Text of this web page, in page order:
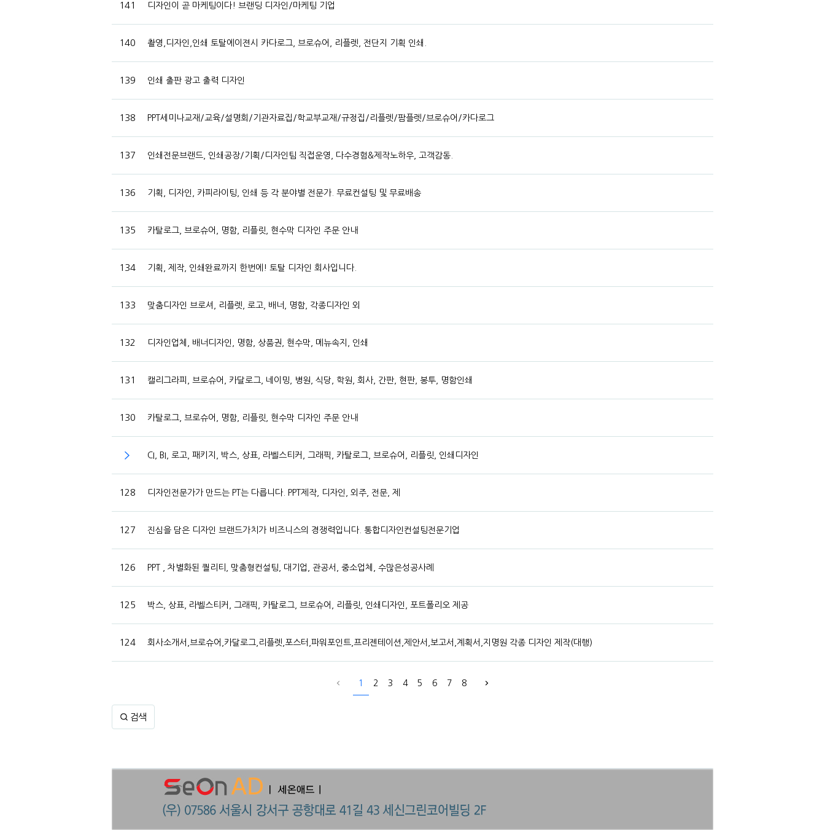
141 디자인이 곧 마케팅이다! 브랜딩 디자인/마케팅 기업
140 촬영,디자인,인쇄 토탈에이젼시 카다로그, 브로슈어, 리플렛, 전단지 기획 인쇄.
139 인쇄 출판 광고 출력 디자인
138 PPT세미나교재/교육/설명회/기관자료집/학교부교재/규정집/리플렛/팜플렛/브로슈어/카다로그
137 인쇄전문브랜드, 인쇄공장/기획/디자인팀 직접운영, 다수경험&제작노하우, 고객감동.
136 기획, 디자인, 카피라이팅, 인쇄 등 각 분야별 전문가. 무료컨설팅 및 무료배송
135 카탈로그, 브로슈어, 명함, 리플릿, 현수막 디자인 주문 안내
134 기획, 제작, 인쇄완료까지 한번에! 토탈 디자인 회사입니다.
133 맞춤디자인 브로셔, 리플렛, 로고, 배너, 명함, 각종디자인 외
132 디자인업체, 배너디자인, 명함, 상품권, 현수막, 메뉴속지, 인쇄
131 캘리그라피, 브로슈어, 카달로그, 네이밍, 병원, 식당, 학원, 회사, 간판, 현판, 봉투, 명함인쇄
130 카탈로그, 브로슈어, 명함, 리플릿, 현수막 디자인 주문 안내
CI, BI, 로고, 패키지, 박스, 상표, 라벨스티커, 그래픽, 카탈로그, 브로슈어, 리플릿, 인쇄디자인
128 디자인전문가가 만드는 PT는 다릅니다. PPT제작, 디자인, 외주, 전문, 제
127 진심을 담은 디자인 브랜드가치가 비즈니스의 경쟁력입니다. 통합디자인컨설팅전문기업
126 PPT , 차별화된 퀄리티, 맞춤형컨설팅, 대기업, 관공서, 중소업체, 수많은성공사례
125 박스, 상표, 라벨스티커, 그래픽, 카탈로그, 브로슈어, 리플릿, 인쇄디자인, 포트폴리오 제공
124 회사소개서,브로슈어,카달로그,리플렛,포스터,파워포인트,프리젠테이션,제안서,보고서,계획서,지명원 각종 디자인 제작(대행)
1 2 3 4 5 6 7 8
검색